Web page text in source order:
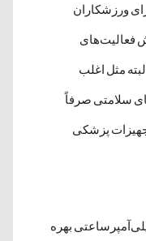
ورزشکاران
فعالیت‌های
مثل اغلب
سلامتی صرفاً
پزشکی
باتری 260 میلی‌آمپرساعتی بهره